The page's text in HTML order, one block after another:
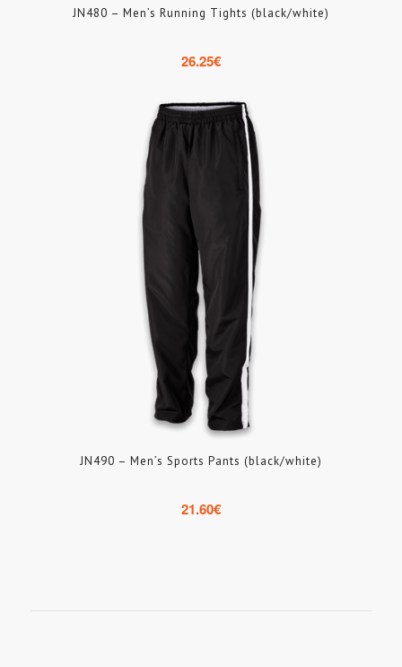
JN480 – Men’s Running Tights (black/white)
26.25€
JN490 – Men’s Sports Pants (black/white)
21.60€